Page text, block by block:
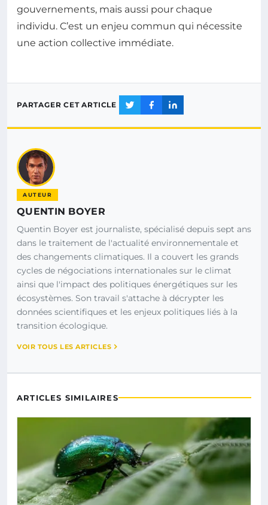
gouvernements, mais aussi pour chaque
individu. C’est un enjeu commun qui nécessite
une action collective immédiate.
PARTAGER CET ARTICLE
AUTEUR
QUENTIN BOYER
Quentin Boyer est journaliste, spécialisé depuis sept ans
dans le traitement de l'actualité environnementale et
des changements climatiques. Il a couvert les grands
cycles de négociations internationales sur le climat
ainsi que l'impact des politiques énergétiques sur les
écosystèmes. Son travail s'attache à décrypter les
données scientifiques et les enjeux politiques liés à la
transition écologique.
VOIR TOUS LES ARTICLES
ARTICLES SIMILAIRES